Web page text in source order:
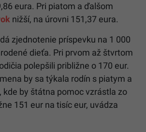
eura. Pri piatom a ďalšom
nižší, na úrovni 151,37 eura.
zjednotenie príspevku na 1 000
dieťa. Pri prvom až štvrtom
polepšili približne o 170 eur.
by sa týkala rodín s piatym a
by štátna pomoc vzrástla zo
151 eur na tisíc eur, uvádza